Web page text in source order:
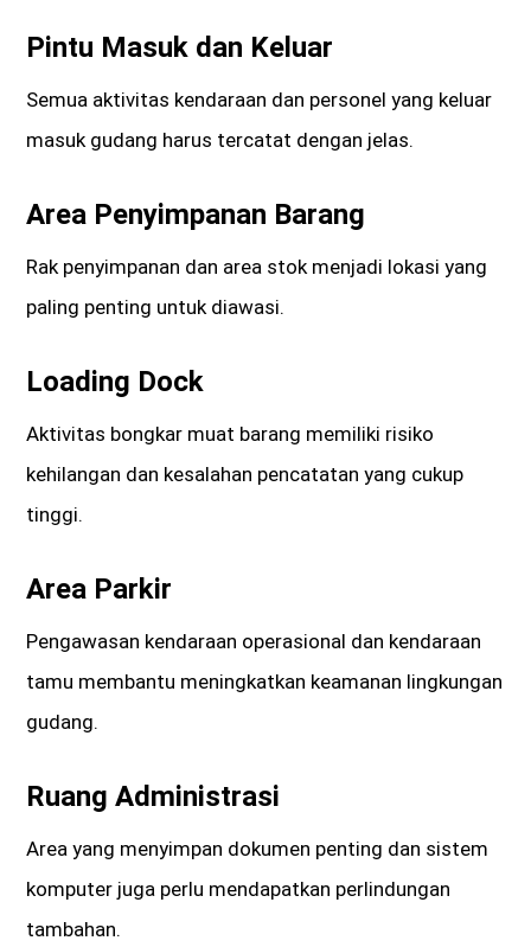
Pintu Masuk dan Keluar
Semua aktivitas kendaraan dan personel yang keluar
masuk gudang harus tercatat dengan jelas.
Area Penyimpanan Barang
Rak penyimpanan dan area stok menjadi lokasi yang
paling penting untuk diawasi.
Loading Dock
Aktivitas bongkar muat barang memiliki risiko
kehilangan dan kesalahan pencatatan yang cukup
tinggi.
Area Parkir
Pengawasan kendaraan operasional dan kendaraan
tamu membantu meningkatkan keamanan lingkungan
gudang.
Ruang Administrasi
Area yang menyimpan dokumen penting dan sistem
komputer juga perlu mendapatkan perlindungan
tambahan.